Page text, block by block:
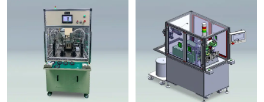
▲绕线张力控制技术